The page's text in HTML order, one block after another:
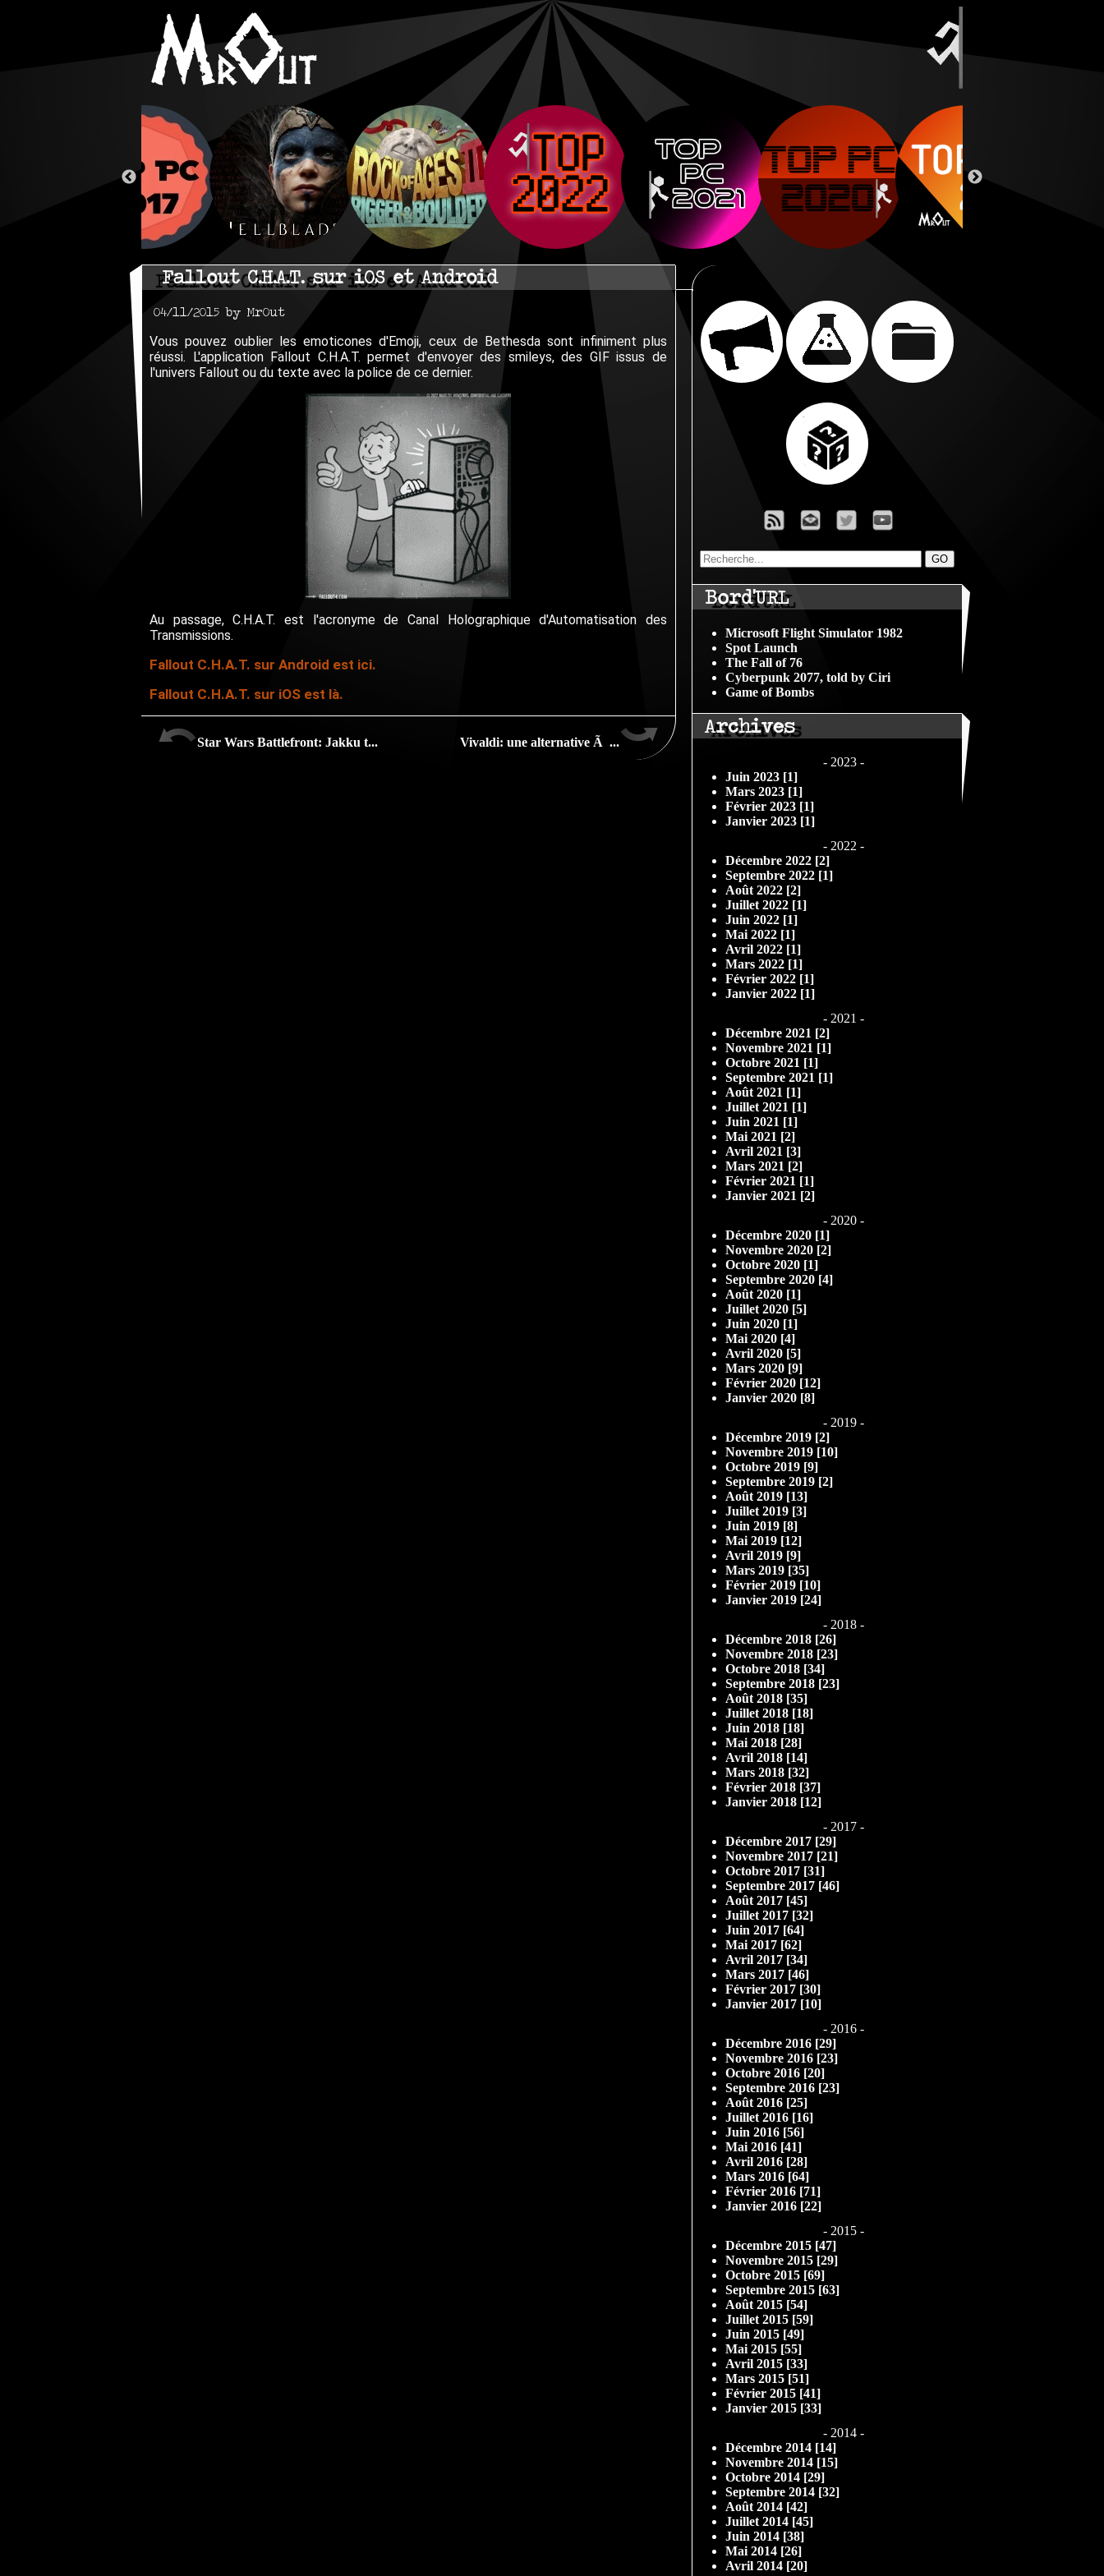
Fallout C.H.A.T. sur iOS et Android
04/11/2015 by MrOut
Vous pouvez oublier les emoticones d'Emoji, ceux de Bethesda sont infiniment plus
réussi. L'application Fallout C.H.A.T. permet d'envoyer des smileys, des GIF issus de
l'univers Fallout ou du texte avec la police de ce dernier.
Au passage, C.H.A.T. est l'acronyme de Canal Holographique d'Automatisation des
Transmissions.
Fallout C.H.A.T. sur Android est ici.
Fallout C.H.A.T. sur iOS est là.
Star Wars Battlefront: Jakku t... Vivaldi: une alternative Ã ...
Bord'URL
Microsoft Flight Simulator 1982
Spot Launch
The Fall of 76
Cyberpunk 2077, told by Ciri
Game of Bombs
Archives
- 2023 -
Juin 2023 [1]
Mars 2023 [1]
Février 2023 [1]
Janvier 2023 [1]
- 2022 -
Décembre 2022 [2]
Septembre 2022 [1]
Août 2022 [2]
Juillet 2022 [1]
Juin 2022 [1]
Mai 2022 [1]
Avril 2022 [1]
Mars 2022 [1]
Février 2022 [1]
Janvier 2022 [1]
- 2021 -
Décembre 2021 [2]
Novembre 2021 [1]
Octobre 2021 [1]
Septembre 2021 [1]
Août 2021 [1]
Juillet 2021 [1]
Juin 2021 [1]
Mai 2021 [2]
Avril 2021 [3]
Mars 2021 [2]
Février 2021 [1]
Janvier 2021 [2]
- 2020 -
Décembre 2020 [1]
Novembre 2020 [2]
Octobre 2020 [1]
Septembre 2020 [4]
Août 2020 [1]
Juillet 2020 [5]
Juin 2020 [1]
Mai 2020 [4]
Avril 2020 [5]
Mars 2020 [9]
Février 2020 [12]
Janvier 2020 [8]
- 2019 -
Décembre 2019 [2]
Novembre 2019 [10]
Octobre 2019 [9]
Septembre 2019 [2]
Août 2019 [13]
Juillet 2019 [3]
Juin 2019 [8]
Mai 2019 [12]
Avril 2019 [9]
Mars 2019 [35]
Février 2019 [10]
Janvier 2019 [24]
- 2018 -
Décembre 2018 [26]
Novembre 2018 [23]
Octobre 2018 [34]
Septembre 2018 [23]
Août 2018 [35]
Juillet 2018 [18]
Juin 2018 [18]
Mai 2018 [28]
Avril 2018 [14]
Mars 2018 [32]
Février 2018 [37]
Janvier 2018 [12]
- 2017 -
Décembre 2017 [29]
Novembre 2017 [21]
Octobre 2017 [31]
Septembre 2017 [46]
Août 2017 [45]
Juillet 2017 [32]
Juin 2017 [64]
Mai 2017 [62]
Avril 2017 [34]
Mars 2017 [46]
Février 2017 [30]
Janvier 2017 [10]
- 2016 -
Décembre 2016 [29]
Novembre 2016 [23]
Octobre 2016 [20]
Septembre 2016 [23]
Août 2016 [25]
Juillet 2016 [16]
Juin 2016 [56]
Mai 2016 [41]
Avril 2016 [28]
Mars 2016 [64]
Février 2016 [71]
Janvier 2016 [22]
- 2015 -
Décembre 2015 [47]
Novembre 2015 [29]
Octobre 2015 [69]
Septembre 2015 [63]
Août 2015 [54]
Juillet 2015 [59]
Juin 2015 [49]
Mai 2015 [55]
Avril 2015 [33]
Mars 2015 [51]
Février 2015 [41]
Janvier 2015 [33]
- 2014 -
Décembre 2014 [14]
Novembre 2014 [15]
Octobre 2014 [29]
Septembre 2014 [32]
Août 2014 [42]
Juillet 2014 [45]
Juin 2014 [38]
Mai 2014 [26]
Avril 2014 [20]